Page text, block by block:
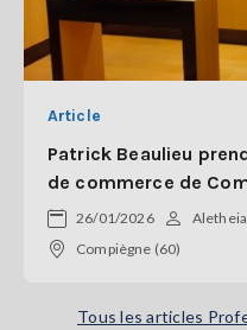
Article
Patrick Beaulieu
de commerce de
26/01/2026
Compiègne (60)
Tous les articles